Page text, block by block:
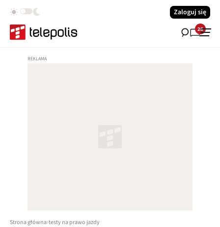
Zaloguj się
28
Strona główna testy na prawo jazdy